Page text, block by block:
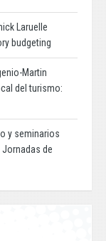
Laruelle
budgeting
Martin
del turismo:
y seminarios
III Jornadas de